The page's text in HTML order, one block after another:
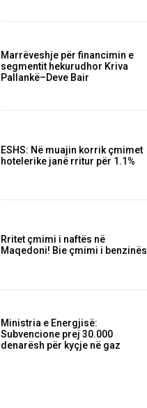
Marrëveshje për financimin e
segmentit hekurudhor Kriva
Pallankë–Deve Bair
ESHS: Në muajin korrik çmimet
hotelerike janë rritur për 1.1%
Rritet çmimi i naftës në
Maqedoni! Bie çmimi i benzinës
Ministria e Energjisë:
Subvencione prej 30.000
denarësh për kyçje në gaz